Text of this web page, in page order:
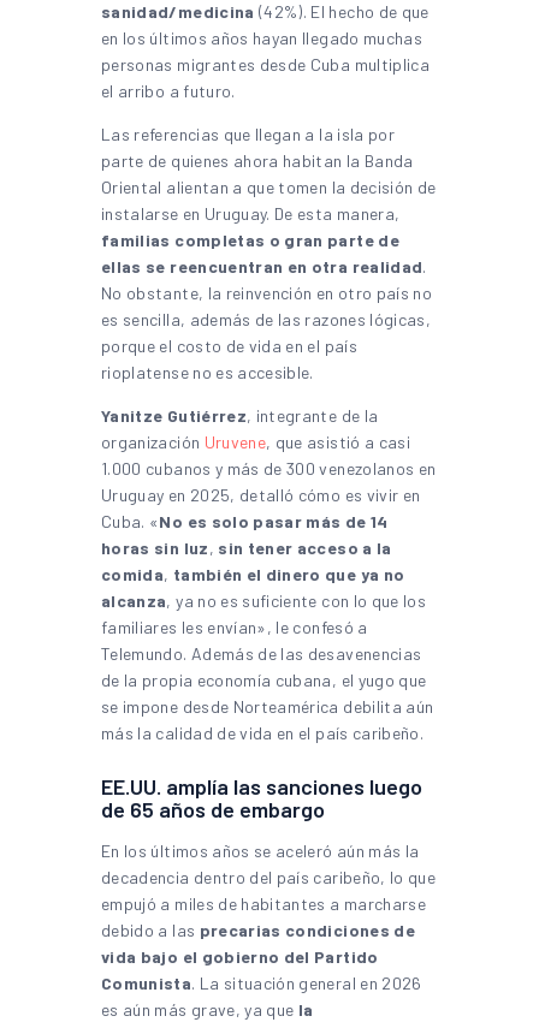
sanidad/medicina (42%). El hecho de que
en los últimos años hayan llegado muchas
personas migrantes desde Cuba multiplica
el arribo a futuro.
Las referencias que llegan a la isla por
parte de quienes ahora habitan la Banda
Oriental alientan a que tomen la decisión de
instalarse en Uruguay. De esta manera,
familias completas o gran parte de
ellas se reencuentran en otra realidad.
No obstante, la reinvención en otro país no
es sencilla, además de las razones lógicas,
porque el costo de vida en el país
rioplatense no es accesible.
Yanitze Gutiérrez, integrante de la
organización Uruvene, que asistió a casi
1.000 cubanos y más de 300 venezolanos en
Uruguay en 2025, detalló cómo es vivir en
Cuba. «No es solo pasar más de 14
horas sin luz, sin tener acceso a la
comida, también el dinero que ya no
alcanza, ya no es suficiente con lo que los
familiares les envían», le confesó a
Telemundo. Además de las desavenencias
de la propia economía cubana, el yugo que
se impone desde Norteamérica debilita aún
más la calidad de vida en el país caribeño.
EE.UU. amplía las sanciones luego
de 65 años de embargo
En los últimos años se aceleró aún más la
decadencia dentro del país caribeño, lo que
empujó a miles de habitantes a marcharse
debido a las precarias condiciones de
vida bajo el gobierno del Partido
Comunista. La situación general en 2026
es aún más grave, ya que la